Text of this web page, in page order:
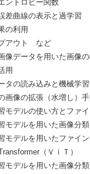
ロピー関数
線の表示と過学習
利用
ウト など
データを用いた画像の
用
読み込みと機械学習
の拡張（水増し）手
デルの使い方とファイ
ルを用いた画像分類
ルを用いたファイン
（ＶｉＴ）
ルを用いた画像分類